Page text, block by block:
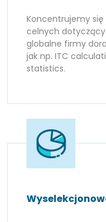
Koncentrujemy
celnych
globalne firmy
jak np. ITC
statistics.